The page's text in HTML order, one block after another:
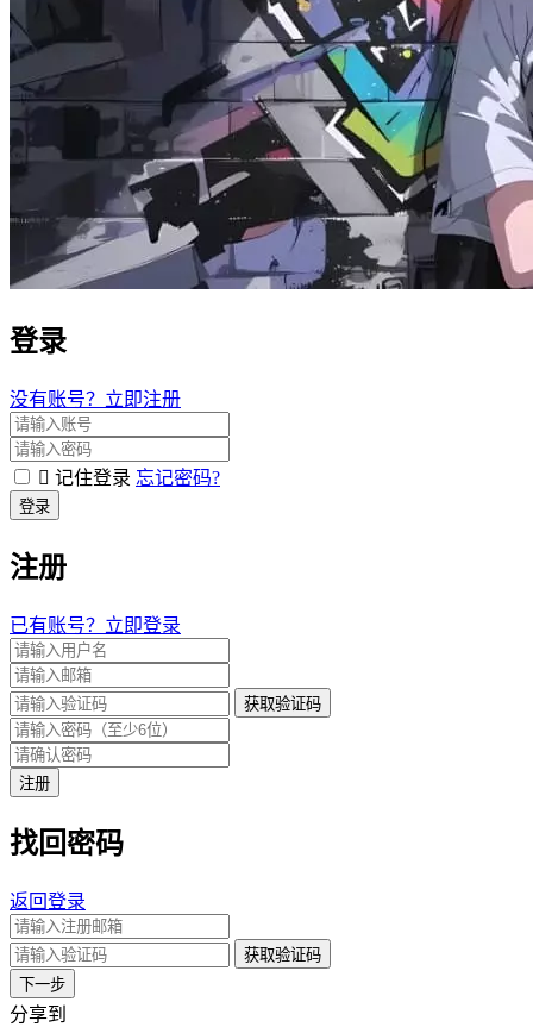
登录
没有账号？立即注册
记住登录 忘记密码?
登录
注册
已有账号？立即登录
获取验证码
注册
找回密码
返回登录
获取验证码
下一步
分享到